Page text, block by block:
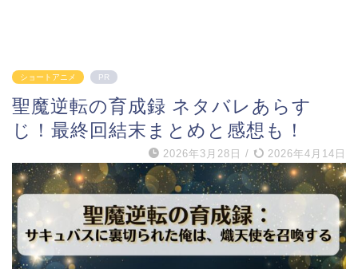
ショートアニメ PR
聖魔逆転の育成録 ネタバレあらす
じ！最終回結末まとめと感想も！
2026年3月28日 / 2026年4月14日